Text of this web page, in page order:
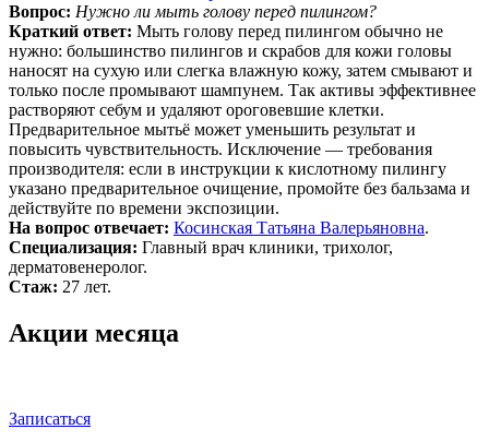
Вопрос: Нужно ли мыть голову перед пилингом?
Краткий ответ: Мыть голову перед пилингом обычно не
нужно: большинство пилингов и скрабов для кожи головы
наносят на сухую или слегка влажную кожу, затем смывают и
только после промывают шампунем. Так активы эффективнее
растворяют себум и удаляют ороговевшие клетки.
Предварительное мытьё может уменьшить результат и
повысить чувствительность. Исключение — требования
производителя: если в инструкции к кислотному пилингу
указано предварительное очищение, промойте без бальзама и
действуйте по времени экспозиции.
На вопрос отвечает: Косинская Татьяна Валерьяновна.
Специализация: Главный врач клиники, трихолог,
дерматовенеролог.
Стаж: 27 лет.
Акции месяца
Записаться